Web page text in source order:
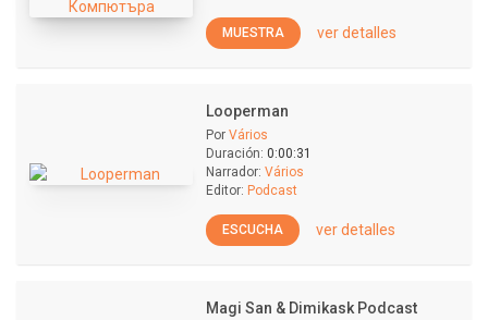
MUESTRA ver detalles
Looperman
Por Vários
Duración: 0:00:31
Narrador: Vários
Editor: Podcast
ESCUCHA ver detalles
Magi San & Dimikask Podcast